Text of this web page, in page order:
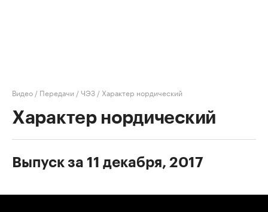
Видео / Передачи /ЧЭЗ / Характер нордический
Характер нордический
Выпуск за 11 декабря, 2017